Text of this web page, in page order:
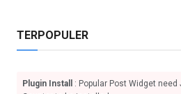
TERPOPULER
Plugin Install
: Popular Post Widget need